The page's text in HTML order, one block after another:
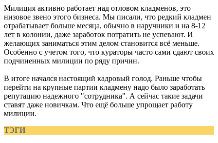
Милиция активно работает над отловом кладменов, это
низовое звено этого бизнеса. Мы писали, что редкий кладмен
отрабатывает больше месяца, обычно в наручники и на 8-12
лет в колонии, даже заработок потратить не успевают. И
желающих заниматься этим делом становится всё меньше.
Особенно с учетом того, что кураторы часто сами сдают своих
подчиненных милиции по ряду причин.
В итоге начался настоящий кадровый голод. Раньше чтобы
перейти на крупные партии кладмену надо было заработать
репутацию надежного "сотрудника". А сейчас такие задачи
ставят даже новичкам. Что ещё больше упрощает работу
милиции.
ТЭГИ